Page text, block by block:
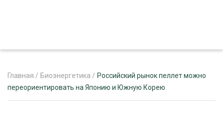
Главная / Биоэнергетика / Российский рынок пеллет можно
переориентировать на Японию и Южную Корею